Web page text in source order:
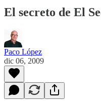
El secreto de El
Paco López
dic 06, 2009